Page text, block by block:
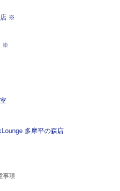
店 ※
※
多摩平の森店
事項